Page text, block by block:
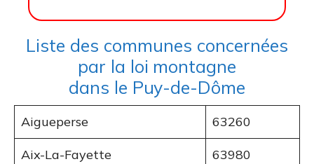
Liste des communes concernées
par la loi montagne
dans le Puy-de-Dôme
Aigueperse 63260
Aix-La-Fayette 63980